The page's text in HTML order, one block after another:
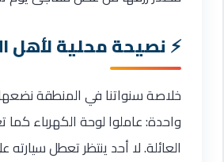
نصيحة محلية لأهل
خلاصة سنواتنا في المنطقة
واحدة: عاملوا لوحة الكهرباء كما
العائلة. لا أحد ينتظر تعطل سيارته